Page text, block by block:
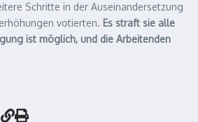
Schritte in der Auseinandersetzung
votierten. Es straft sie alle
ist möglich, und die Arbeitenden